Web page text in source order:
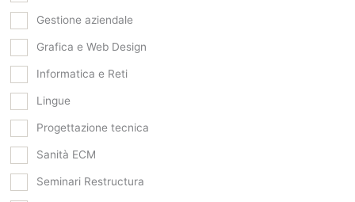
Gestione aziendale
Grafica e Web Design
Informatica e Reti
Lingue
Progettazione tecnica
Sanità ECM
Seminari Restructura